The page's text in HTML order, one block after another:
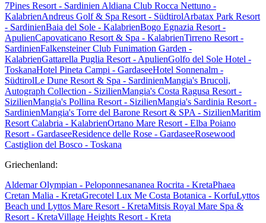
7Pines Resort - Sardinien Aldiana Club Rocca Nettuno -
KalabrienAndreus Golf & Spa Resort - SüdtirolArbatax Park Resort
- SardinienBaia del Sole - KalabrienBogo Egnazia Resort -
ApulienCapovaticano Resort & Spa - KalabrienTirreno Resort -
SardinienFalkensteiner Club Funimation Garden -
KalabrienGattarella Puglia Resort - ApulienGolfo del Sole Hotel -
ToskanaHotel Pineta Campi - GardaseeHotel Sonnenalm -
SüdtirolLe Dune Resort & Spa - SardinienMangia's Brucoli,
Autograph Collection - SizilienMangia's Costa Ragusa Resort -
SizilienMangia's Pollina Resort - SizilienMangia's Sardinia Resort -
SardinienMangia's Torre del Barone Resort & SPA - SizilienMaritim
Resort Calabria - KalabrienOrtano Mare Resort - Elba Poiano
Resort - GardaseeResidence delle Rose - GardaseeRosewood
Castiglion del Bosco - Toskana
Griechenland:
Aldemar Olympian - Peloponnesananea Rocrita - KretaPhaea
Cretan Malia - KretaGrecotel Lux Me Costa Botanica - KorfuLyttos
Beach und Lyttos Mare Resort - KretaMitsis Royal Mare Spa &
Resort - KretaVillage Heights Resort - Kreta